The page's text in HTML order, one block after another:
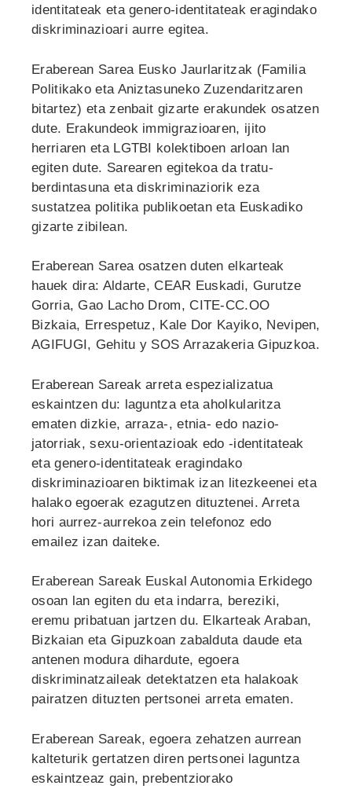
identitateak eta genero-identitateak eragindako
diskriminazioari aurre egitea.
Eraberean Sarea Eusko Jaurlaritzak (Familia
Politikako eta Aniztasuneko Zuzendaritzaren
bitartez) eta zenbait gizarte erakundek osatzen
dute. Erakundeok immigrazioaren, ijito
herriaren eta LGTBI kolektiboen arloan lan
egiten dute. Sarearen egitekoa da tratu-
berdintasuna eta diskriminaziorik eza
sustatzea politika publikoetan eta Euskadiko
gizarte zibilean.
Eraberean Sarea osatzen duten elkarteak
hauek dira: Aldarte, CEAR Euskadi, Gurutze
Gorria, Gao Lacho Drom, CITE-CC.OO
Bizkaia, Errespetuz, Kale Dor Kayiko, Nevipen,
AGIFUGI, Gehitu y SOS Arrazakeria Gipuzkoa.
Eraberean Sareak arreta espezializatua
eskaintzen du: laguntza eta aholkularitza
ematen dizkie, arraza-, etnia- edo nazio-
jatorriak, sexu-orientazioak edo -identitateak
eta genero-identitateak eragindako
diskriminazioaren biktimak izan litezkeenei eta
halako egoerak ezagutzen dituztenei. Arreta
hori aurrez-aurrekoa zein telefonoz edo
emailez izan daiteke.
Eraberean Sareak Euskal Autonomia Erkidego
osoan lan egiten du eta indarra, bereziki,
eremu pribatuan jartzen du. Elkarteak Araban,
Bizkaian eta Gipuzkoan zabalduta daude eta
antenen modura dihardute, egoera
diskriminatzaileak detektatzen eta halakoak
pairatzen dituzten pertsonei arreta ematen.
Eraberean Sareak, egoera zehatzen aurrean
kalteturik gertatzen diren pertsonei laguntza
eskaintzeaz gain, prebentziorako